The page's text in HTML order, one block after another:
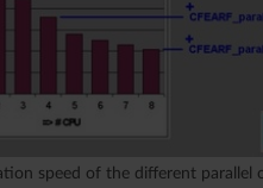
speed of the different parallel